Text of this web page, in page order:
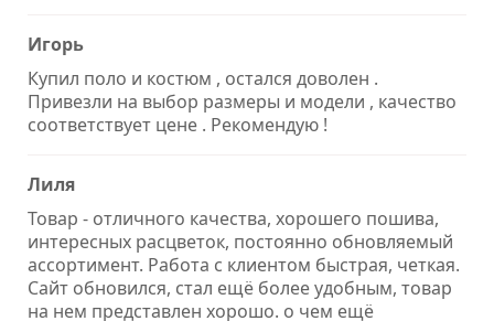
Игорь
Купил поло и костюм , остался доволен .
Привезли на выбор размеры и модели , качество
соответствует цене . Рекомендую !
Лиля
Товар - отличного качества, хорошего пошива,
интересных расцветок, постоянно обновляемый
ассортимент. Работа с клиентом быстрая, четкая.
Сайт обновился, стал ещё более удобным, товар
на нем представлен хорошо. о чем ещё